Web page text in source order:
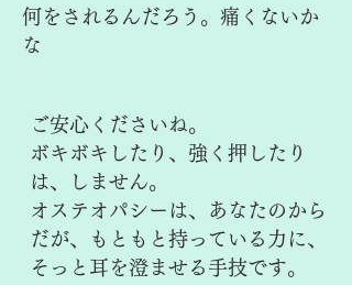
何をされるんだろう。痛くないか
な
ご安心くださいね。
ボキボキしたり、強く押したり
は、しません。
オステオパシーは、あなたのから
だが、もともと持っている力に、
そっと耳を澄ませる手技です。